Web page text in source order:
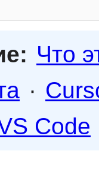
Что
·
Code